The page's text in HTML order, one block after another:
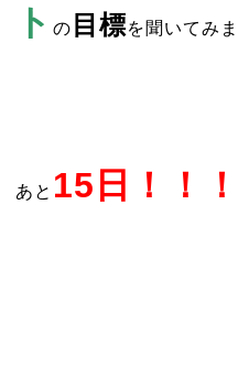
ト の 目標を聞いてみ
あと 15日！！！